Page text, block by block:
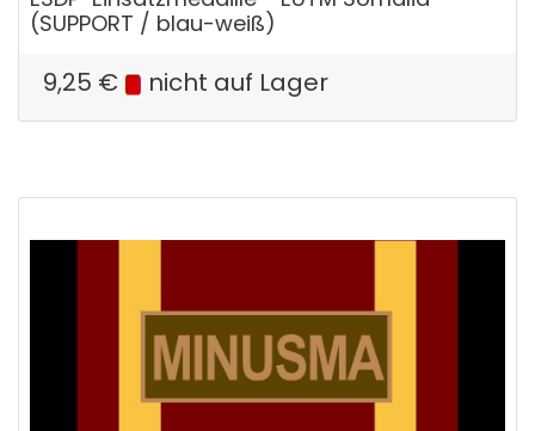
(SUPPORT / blau-weiß)
9,25 € nicht auf Lager